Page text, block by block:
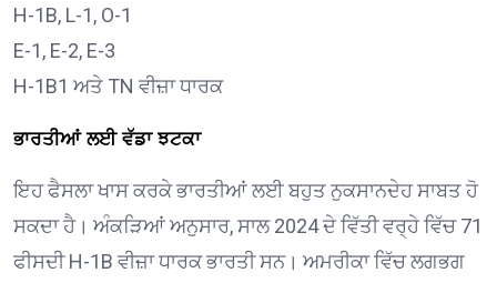
H-1B, L-1, O-1
E-1, E-2, E-3
H-1B1 ਅਤੇ TN ਵੀਜ਼ਾ ਧਾਰਕ
ਭਾਰਤੀਆਂ ਲਈ ਵੱਡਾ ਝਟਕਾ
ਇਹ ਫੈਸਲਾ ਖਾਸ ਕਰਕੇ ਭਾਰਤੀਆਂ ਲਈ ਬਹੁਤ ਨੁਕਸਾਨਦੇਹ ਸਾਬਤ ਹੋ
ਸਕਦਾ ਹੈ। ਅੰਕੜਿਆਂ ਅਨੁਸਾਰ, ਸਾਲ 2024 ਦੇ ਵਿੱਤੀ ਵਰ੍ਹੇ ਵਿੱਚ 71
ਫੀਸਦੀ H-1B ਵੀਜ਼ਾ ਧਾਰਕ ਭਾਰਤੀ ਸਨ। ਅਮਰੀਕਾ ਵਿੱਚ ਲਗਭਗ